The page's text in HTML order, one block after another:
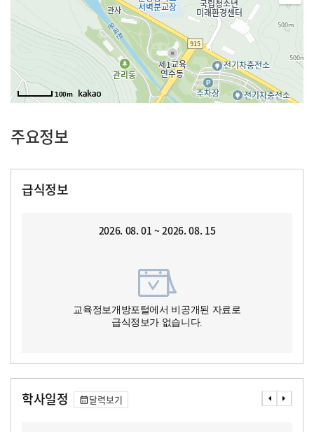
100m
주요정보
급식정보
2026. 08. 01 ~ 2026. 08. 15
교육정보개방포털에서 비공개된 자료로
급식정보가 없습니다.
학사일정 달력보기